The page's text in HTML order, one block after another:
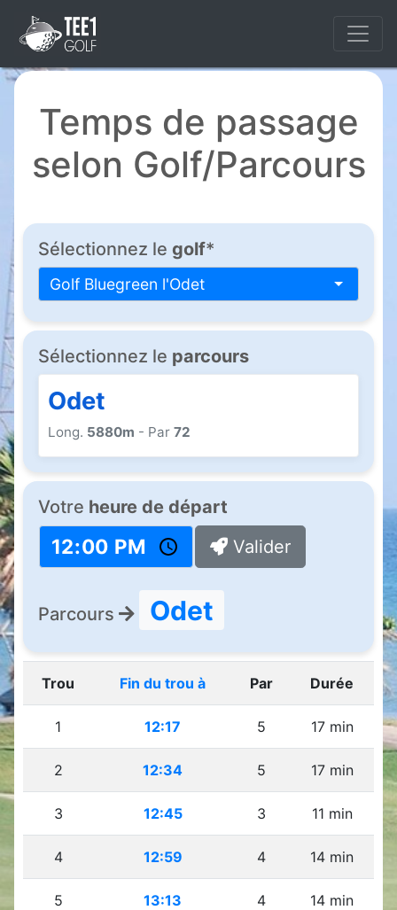
Temps de passage
selon Golf/Parcours
Sélectionnez le golf*
Golf Bluegreen l'Odet
Sélectionnez le parcours
Odet
Long. 5880m - Par 72
Votre heure de départ
Valider
Parcours Odet
Trou Fin du trou à Par Durée
1 12:17 5 17 min
2 12:34 5 17 min
3 12:45 3 11 min
4 12:59 4 14 min
5 13:13 4 14 min